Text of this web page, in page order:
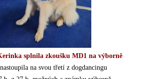
splnila zkoušku MD1 na výborně
na svou třetí z dogdancingu